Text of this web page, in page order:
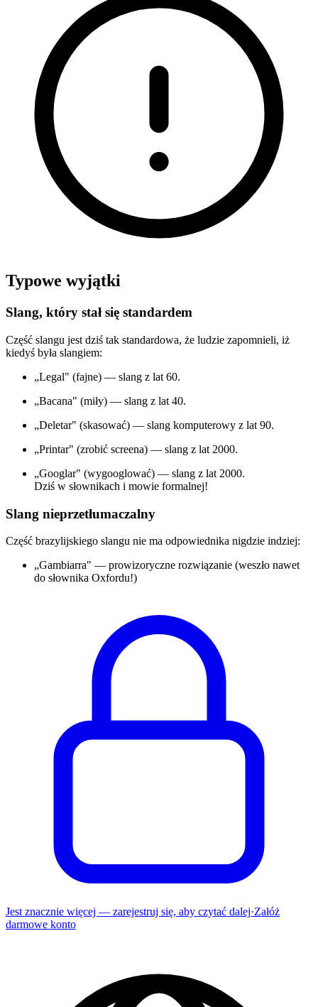
Typowe wyjątki
Slang, który stał się standardem
Część slangu jest dziś tak standardowa, że ludzie zapomnieli, iż
kiedyś była slangiem:
„Legal" (fajne) — slang z lat 60.
„Bacana" (miły) — slang z lat 40.
„Deletar" (skasować) — slang komputerowy z lat 90.
„Printar" (zrobić screena) — slang z lat 2000.
„Googlar" (wygooglować) — slang z lat 2000.
Dziś w słownikach i mowie formalnej!
Slang nieprzetłumaczalny
Część brazylijskiego slangu nie ma odpowiednika nigdzie indziej:
„Gambiarra" — prowizoryczne rozwiązanie (weszło nawet
do słownika Oxfordu!)
Jest znacznie więcej — zarejestruj się, aby czytać dalej·Załóż
darmowe konto